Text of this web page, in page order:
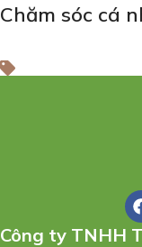
Chăm sóc cá
Công ty TNHH